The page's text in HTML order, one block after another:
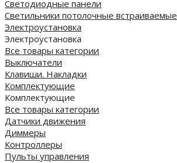
Светодиодные панели
Cветильники потолочные встраиваемые
Электроустановка
Электроустановка
Все товары категории
Выключатели
Клавиши. Накладки
Комплектующие
Комплектующие
Все товары категории
Датчики движения
Диммеры
Контроллеры
Пульты управления